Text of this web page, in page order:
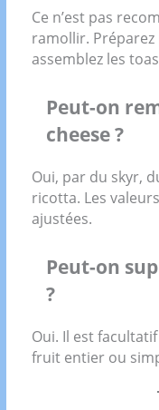
Ce n’est pas
ramollir.
assemblez les
Peut-on
cheese ?
Oui, par du skyr,
ricotta. Les
ajustées.
Peut-on
?
Oui. Il est
fruit entier ou